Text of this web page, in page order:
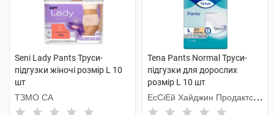
Seni Lady Pants Труси-
підгузки жіночі розмір L 10
шт
ТЗМО СА
Tena Pants Normal Труси-
підгузки для дорослих
розмір L 10 шт
ЕсСіЕй Хайджин Продактс
Хугезанд